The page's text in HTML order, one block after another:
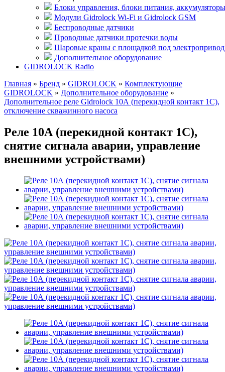
Блоки управления, блоки питания, аккумуляторы
Модули Gidrolock Wi-Fi и Gidrolock GSM
Беспроводные датчики
Проводные датчики протечки воды
Шаровые краны с площадкой под электропривод
Дополнительное оборудование
GIDROLOCK Radio
Главная » Бренд » GIDROLOCK » Комплектующие
GIDROLOCK » Дополнительное оборудование »
Дополнительное реле Gidrolock 10А (перекидной контакт 1С),
отключение скважинного насоса
Реле 10А (перекидной контакт 1С),
снятие сигнала аварии, управление
внешними устройствами)